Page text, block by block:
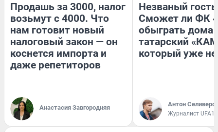
Продашь за 3000, налог
возьмут с 4000. Что
нам готовит новый
налоговый закон — он
коснется импорта и
даже репетиторов
Анастасия Завгородняя
Незваный
Сможет ли ФК
обыграть дома
татарский
который уже не
Антон
Журналист